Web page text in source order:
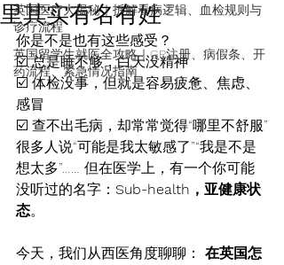
英国医疗大揭秘｜拆解看病逻辑、血检规则与
诊疗流程
英国留学生就医全攻略｜GP注册、病假条、开
药流程、紧急情况指南
里其实有名有姓
你是不是也有这些感受？
☑️ 总是睡不够，白天没精神
☑️ 体检没事，但就是容易疲惫、焦虑、
感冒
☑️ 查不出毛病，却常常觉得“哪里不舒服”
很多人说“可能是我太敏感了”“我是不是
想太多”…… 但在医学上，有一个你可能
没听过的名字： Sub-health，亚健康状
态。
今天，我们从西医角度聊聊： 在英国怎